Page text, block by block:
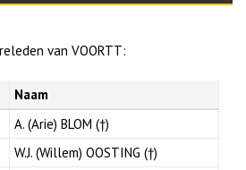
van VOORTT:
Naam
A. (Arie) BLOM (†)
W.J. (Willem) OOSTING (†)